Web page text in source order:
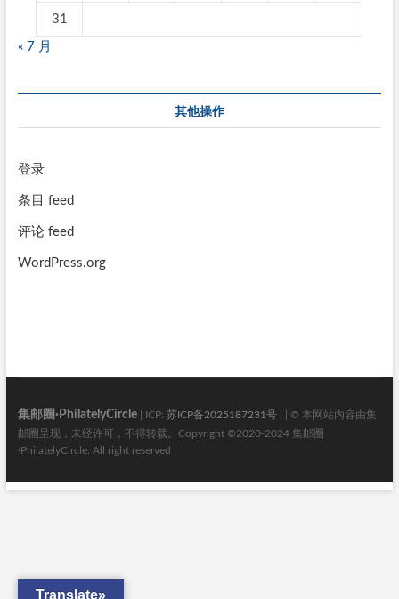
31
« 7 月
其他操作
登录
条目 feed
评论 feed
WordPress.org
集邮圈·PhilatelyCircle| ICP: 苏ICP备2025187231号| | © 本网站内容由集
邮圈呈现，未经许可，不得转载。Copyright ©2020-2024 集邮圈
·PhilatelyCircle. All right reserved
Translate»